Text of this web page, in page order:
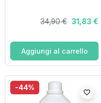
34,90 € 31,83 €
Aggiungi al carrello
-44%
favorite_border